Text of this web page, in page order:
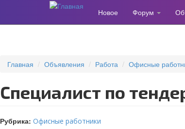
Новое Форум
Главная Объявления Работа Офисные
Специалист по
Рубрика: Офисные работники